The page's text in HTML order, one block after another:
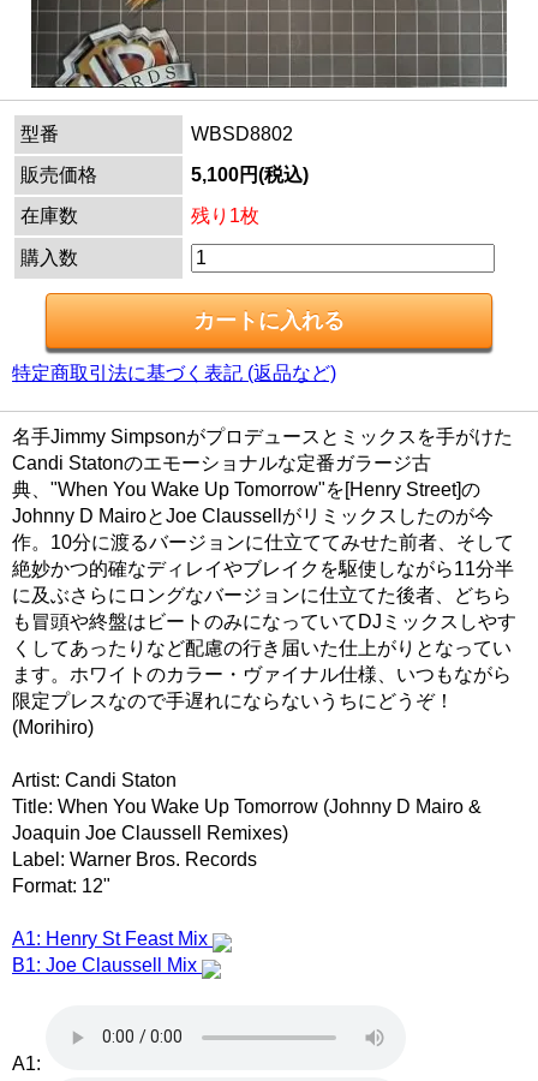
型番
WBSD8802
販売価格
5,100円(税込)
在庫数
残り1枚
購入数
特定商取引法に基づく表記 (返品など)
名手Jimmy Simpsonがプロデュースとミックスを手がけた
Candi Statonのエモーショナルな定番ガラージ古
典、"When You Wake Up Tomorrow"を[Henry Street]の
Johnny D MairoとJoe Claussellがリミックスしたのが今
作。10分に渡るバージョンに仕立ててみせた前者、そして
絶妙かつ的確なディレイやブレイクを駆使しながら11分半
に及ぶさらにロングなバージョンに仕立てた後者、どちら
も冒頭や終盤はビートのみになっていてDJミックスしやす
くしてあったりなど配慮の行き届いた仕上がりとなってい
ます。ホワイトのカラー・ヴァイナル仕様、いつもながら
限定プレスなので手遅れにならないうちにどうぞ！
(Morihiro)
Artist: Candi Staton
Title: When You Wake Up Tomorrow (Johnny D Mairo &
Joaquin Joe Claussell Remixes)
Label: Warner Bros. Records
Format: 12"
A1: Henry St Feast Mix
B1: Joe Claussell Mix
A1: